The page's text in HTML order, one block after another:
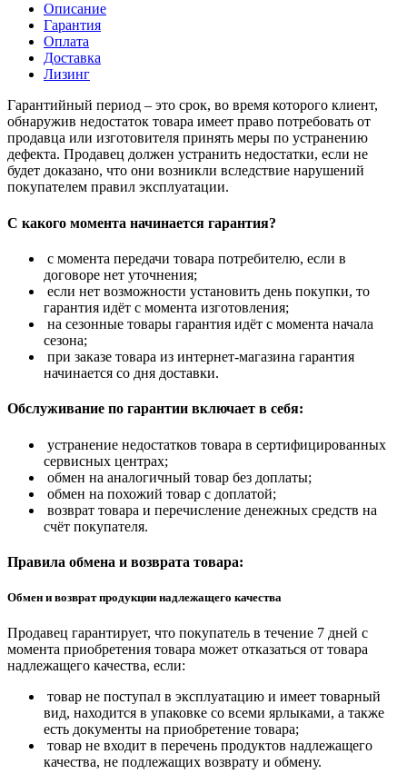
Описание
Гарантия
Оплата
Доставка
Лизинг
Гарантийный период – это срок, во время которого клиент,
обнаружив недостаток товара имеет право потребовать от
продавца или изготовителя принять меры по устранению
дефекта. Продавец должен устранить недостатки, если не
будет доказано, что они возникли вследствие нарушений
покупателем правил эксплуатации.
С какого момента начинается гарантия?
с момента передачи товара потребителю, если в
договоре нет уточнения;
если нет возможности установить день покупки, то
гарантия идёт с момента изготовления;
на сезонные товары гарантия идёт с момента начала
сезона;
при заказе товара из интернет-магазина гарантия
начинается со дня доставки.
Обслуживание по гарантии включает в себя:
устранение недостатков товара в сертифицированных
сервисных центрах;
обмен на аналогичный товар без доплаты;
обмен на похожий товар с доплатой;
возврат товара и перечисление денежных средств на
счёт покупателя.
Правила обмена и возврата товара:
Обмен и возврат продукции надлежащего качества
Продавец гарантирует, что покупатель в течение 7 дней с
момента приобретения товара может отказаться от товара
надлежащего качества, если:
товар не поступал в эксплуатацию и имеет товарный
вид, находится в упаковке со всеми ярлыками, а также
есть документы на приобретение товара;
товар не входит в перечень продуктов надлежащего
качества, не подлежащих возврату и обмену.